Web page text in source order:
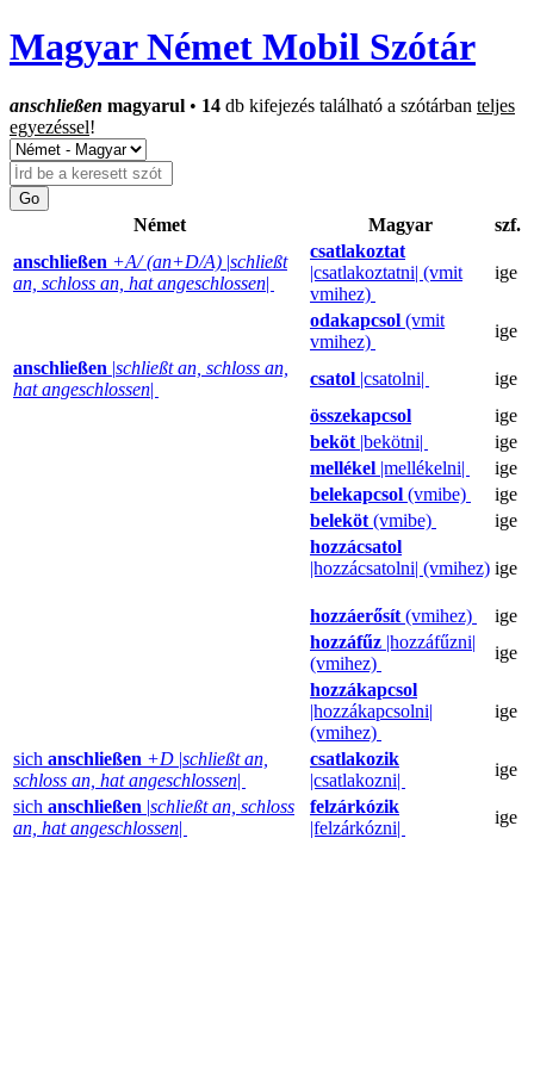
Magyar Német Mobil Szótár
anschließen magyarul • 14 db kifejezés található a szótárban teljes
egyezéssel!
Német Magyar
szf.
anschließen +A/ (an+D/A) |schließt
an, schloss an, hat angeschlossen|
csatlakoztat
|csatlakoztatni| (vmit
vmihez)
ige
odakapcsol (vmit
vmihez)
ige
anschließen |schließt an, schloss an,
hat angeschlossen|
csatol |csatolni|
ige
összekapcsol
ige
beköt |bekötni|
ige
mellékel |mellékelni|
ige
belekapcsol (vmibe)
ige
beleköt (vmibe)
ige
hozzácsatol
|hozzácsatolni| (vmihez) ige
hozzáerősít (vmihez)
ige
hozzáfűz |hozzáfűzni|
(vmihez)
ige
hozzákapcsol
|hozzákapcsolni|
(vmihez)
ige
sich anschließen +D |schließt an,
schloss an, hat angeschlossen|
csatlakozik
|csatlakozni|
ige
sich anschließen |schließt an, schloss
an, hat angeschlossen|
felzárkózik
|felzárkózni|
ige